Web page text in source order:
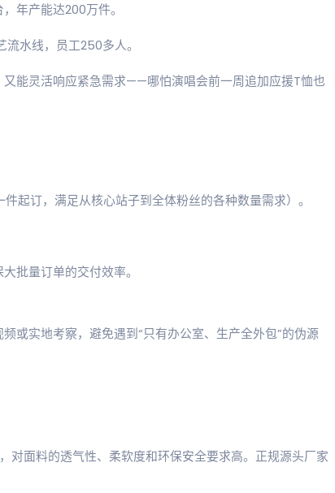
年产能达200万件。
水线，员工250多人。
能灵活响应紧急需求——哪怕演唱会前一周追加应援T恤也
起订，满足从核心站子到全体粉丝的各种数量需求）。
批量订单的交付效率。
或实地考察，避免遇到“只有办公室、生产全外包”的伪源
对面料的透气性、柔软度和环保安全要求高。正规源头厂家